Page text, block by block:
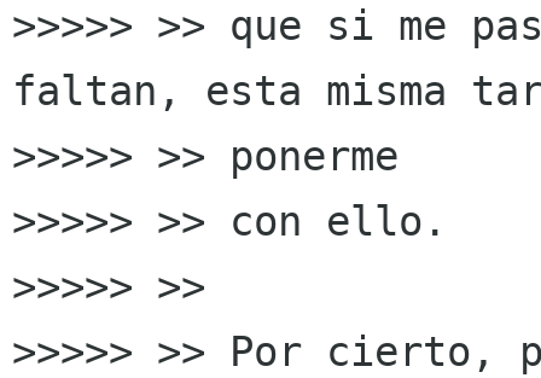
>>>>> >> que si me
faltan, esta misma
>>>>> >> ponerme
>>>>> >> con ello.
>>>>> >>
>>>>> >> Por cierto,